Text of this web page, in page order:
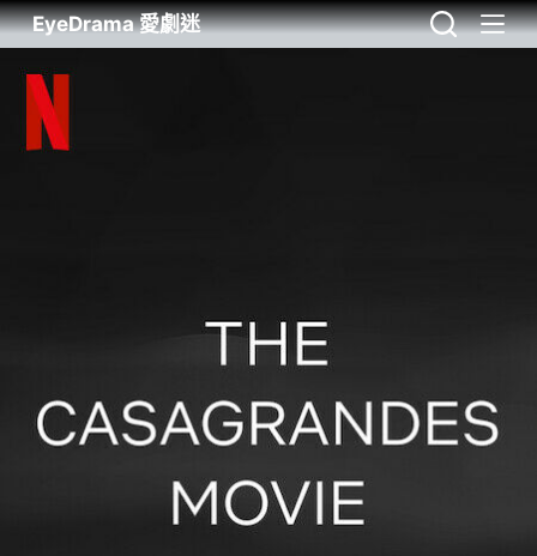
EyeDrama 愛劇迷